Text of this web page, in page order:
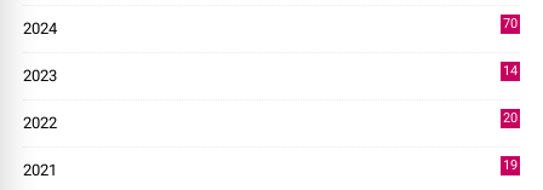
2024
70
2023
14
2022
20
2021
19